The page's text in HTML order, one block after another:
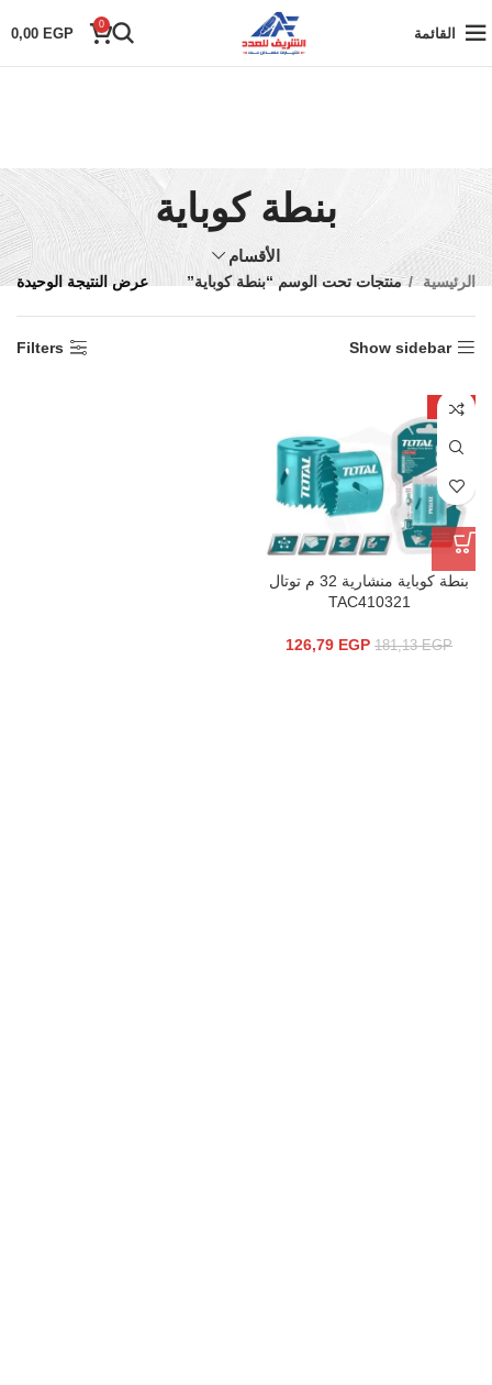
القائمة
0
0,00 EGP
بنطة كوباية
الأقسام
الرئيسية منتجات تحت الوسم “بنطة كوباية” عرض النتيجة الوحيدة
Show sidebar
Filters
-30%
بنطة كوباية منشارية 32 م توتال
TAC410321
181,13EGP
126,79 EGP